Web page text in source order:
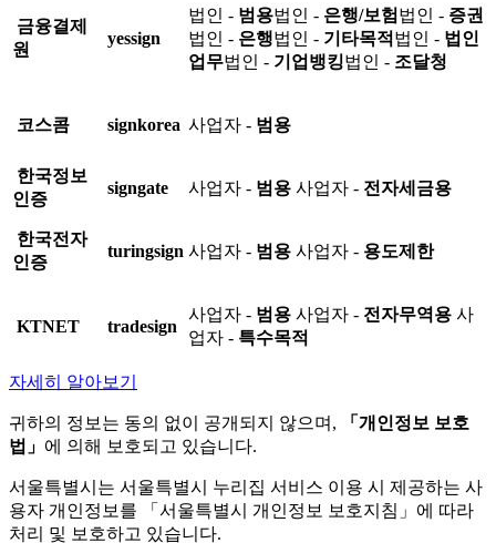
금융결제
원
yessign
법인 - 범용법인 - 은행/보험 법인 - 증권
법인 - 은행법인 - 기타목적 법인 - 법인
업무법인 - 기업뱅킹법인 - 조달청
코스콤 signkorea 사업자 - 범용
한국정보
인증
signgate 사업자 - 범용 사업자 - 전자세금용
한국전자
인증
turingsign 사업자 - 범용 사업자 - 용도제한
KTNET tradesign
사업자 - 범용 사업자 - 전자무역용 사
업자 - 특수목적
자세히 알아보기
귀하의 정보는 동의 없이 공개되지 않으며,
「개인정보 보호
법」 에 의해 보호되고 있습니다.
서울특별시는 서울특별시 누리집 서비스 이용 시 제공하는 사
용자 개인정보를 「서울특별시 개인정보 보호지침」에 따라
처리 및 보호하고 있습니다.